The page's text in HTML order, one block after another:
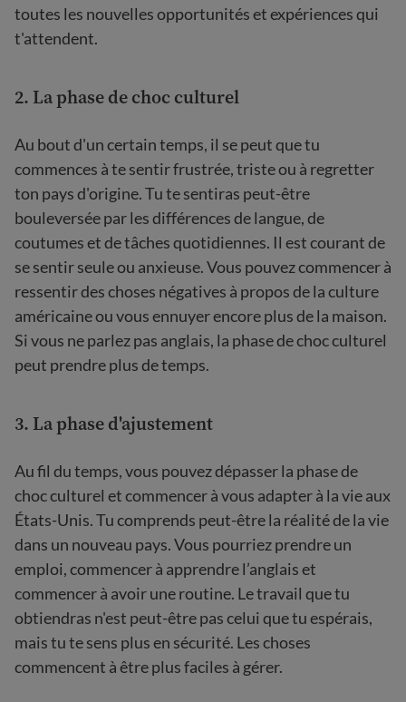
toutes les nouvelles opportunités et expériences qui
t'attendent.
2. La phase de choc culturel
Au bout d'un certain temps, il se peut que tu
commences à te sentir frustrée, triste ou à regretter
ton pays d'origine. Tu te sentiras peut-être
bouleversée par les différences de langue, de
coutumes et de tâches quotidiennes. Il est courant de
se sentir seule ou anxieuse. Vous pouvez commencer à
ressentir des choses négatives à propos de la culture
américaine ou vous ennuyer encore plus de la maison.
Si vous ne parlez pas anglais, la phase de choc culturel
peut prendre plus de temps.
3. La phase d'ajustement
Au fil du temps, vous pouvez dépasser la phase de
choc culturel et commencer à vous adapter à la vie aux
États-Unis. Tu comprends peut-être la réalité de la vie
dans un nouveau pays. Vous pourriez prendre un
emploi, commencer à apprendre l’anglais et
commencer à avoir une routine. Le travail que tu
obtiendras n'est peut-être pas celui que tu espérais,
mais tu te sens plus en sécurité. Les choses
commencent à être plus faciles à gérer.